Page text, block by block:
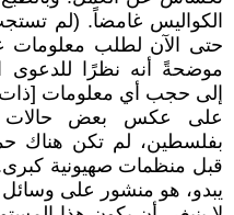
الكواليس غامضاً. (لم
حتى الآن لطلب معلومات
موضحةً أنه نظرًا للدعوى
إلى حجب أي معلومات
على عكس بعض حالات
بفلسطين، لم تكن هناك
قبل منظمات صهيونية
يبدو، هو منشور على وسائل